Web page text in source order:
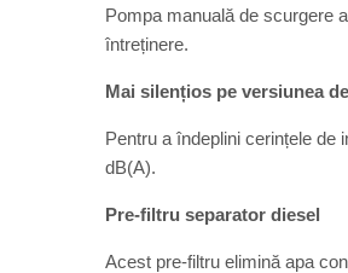
Pompa manuală de scurgere
întreținere.
Mai silențios pe versiunea
Pentru a îndeplini cerințele de
dB(A).
Pre-filtru separator diesel
Acest pre-filtru elimină apa